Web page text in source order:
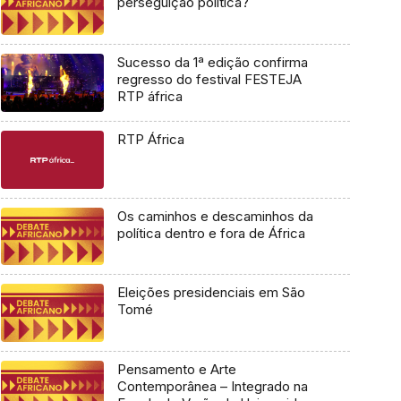
Sucesso da 1ª edição confirma
regresso do festival FESTEJA
RTP áfrica
RTP África
Os caminhos e descaminhos da
política dentro e fora de África
Eleições presidenciais em São
Tomé
Pensamento e Arte
Contemporânea – Integrado na